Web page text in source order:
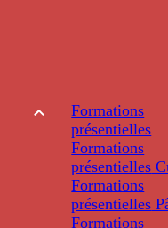
Formations
présentielles
Formations
présentielles
Formations
présentielles
Formations